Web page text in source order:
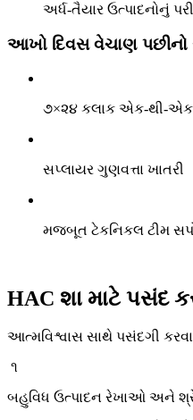
અર્ધ-તૈયાર ઉત્પાદનોનું
આખો દિવસ વેચાણ
૭×૨૪ કલાક એક-થી-એક
સપ્લાયર ગુણવત્તા ખાતરી
મજબૂત ટેકનિકલ ટીમ
HAC શા માટે પસંદ
આત્મવિશ્વાસ સાથે પસંદગી
૧
બહુવિધ ઉત્પાદન રેખાઓ અને